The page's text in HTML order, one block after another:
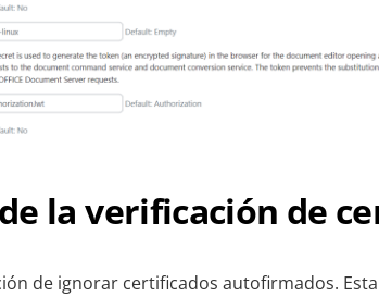
la verificación de
de ignorar certificados autofirmados.